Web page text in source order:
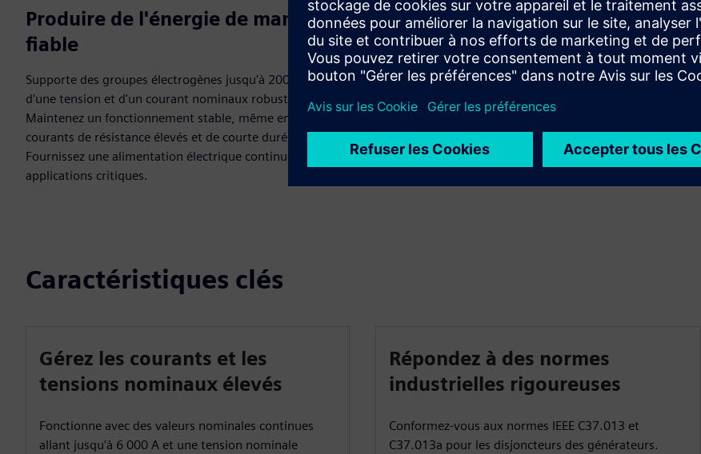
Produire de l'énergie de manière
fiable
Supporte des groupes électrogènes jusqu'à 200 MW dotés
d'une tension et d'un courant nominaux robustes.
Maintenez un fonctionnement stable, même en cas de
courants de résistance élevés et de courte durée.
Fournissez une alimentation électrique continue à vos
applications critiques.
Personnalisez vos solutions
Personnalisez les disjoncteurs des générateurs en fonction
de vos besoins électriques et mécaniques. Répondez aux
performances optimisées et une intégration efficace au
sein de votre infrastructure.
Caractéristiques clés
Gérez les courants et les
tensions nominaux élevés
Fonctionne avec des valeurs nominales continues
allant jusqu'à 6 000 A et une tension nominale
Répondez à des normes
industrielles rigoureuses
Conformez-vous aux normes IEEE C37.013 et
C37.013a pour les disjoncteurs des générateurs.